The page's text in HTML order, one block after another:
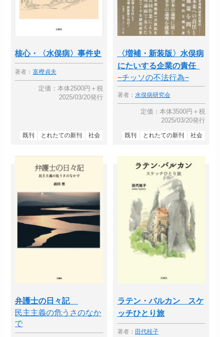
核心・〈水俣病〉事件史
著者： 富樫貞夫
定価：本体2500円＋税
2025/03/20発行
既刊 とれたての新刊 社会
〈増補・新装版〉水俣病
にたいする企業の責任
−チッソの不法行為−
著者： 水俣病研究会
定価：本体3500円＋税
2025/03/20発行
既刊 とれたての新刊 社会
弁護士の日々記
民主主義の危うさのなか
で
ラテン・バルカン スケ
ッチひとり旅
著者： 田代桂子